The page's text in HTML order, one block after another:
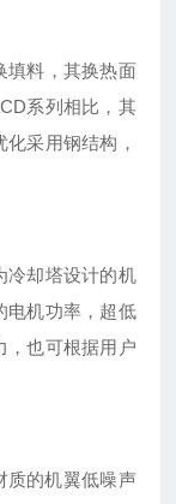
填料，其换热面
系列相比，其
采用钢结构，
冷却塔设计的机
电机功率，超低
，也可根据用户
质的机翼低噪声